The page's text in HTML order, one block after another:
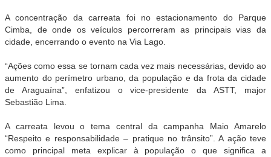
A concentração da carreata foi no estacionamento do Parque
Cimba, de onde os veículos percorreram as principais vias da
cidade, encerrando o evento na Via Lago.
“Ações como essa se tornam cada vez mais necessárias, devido ao
aumento do perímetro urbano, da população e da frota da cidade
de Araguaína”, enfatizou o vice-presidente da ASTT, major
Sebastião Lima.
A carreata levou o tema central da campanha Maio Amarelo
“Respeito e responsabilidade – pratique no trânsito”. A ação teve
como principal meta explicar à população o que significa a